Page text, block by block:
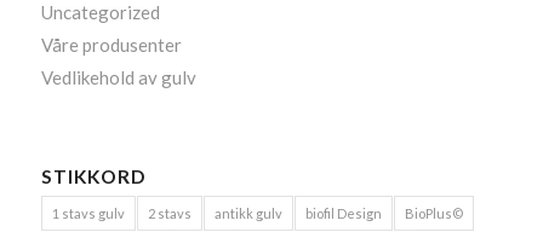
Uncategorized
Våre produsenter
Vedlikehold av gulv
STIKKORD
1 stavs gulv 2 stavs antikk gulv biofil Design BioPlus©